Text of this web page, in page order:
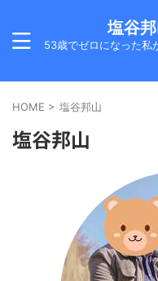
塩谷
53歳でゼロになった私
HOME > 塩谷邦山
塩谷邦山